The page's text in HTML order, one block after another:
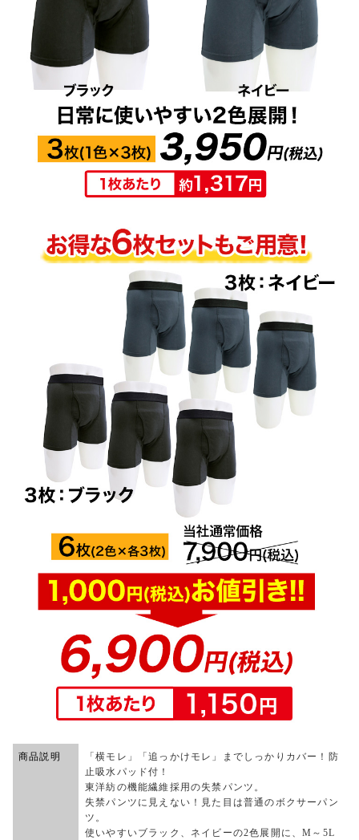
商品説明
「横モレ」「追っかけモレ」までしっかりカバー！防
止吸水パッド付！
東洋紡の機能繊維採用の失禁パンツ。
失禁パンツに見えない！見た目は普通のボクサーパン
ツ。
使いやすいブラック、ネイビーの2色展開に、M～5L